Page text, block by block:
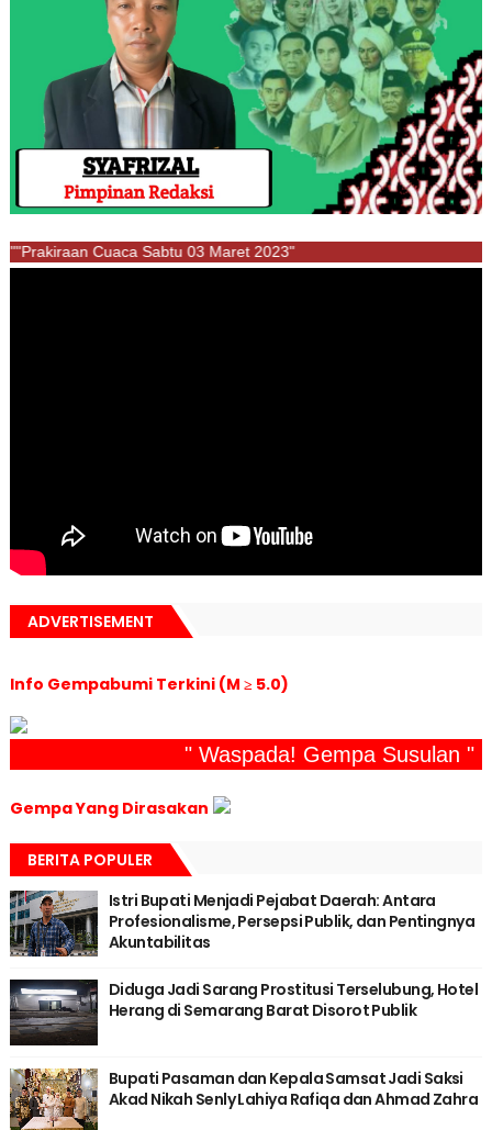
""Prakiraan Cuaca Sabtu 03 Maret 2023"
ADVERTISEMENT
Info Gempabumi Terkini (M ≥ 5.0)
" Waspada! Gempa Susulan "
Gempa Yang Dirasakan
BERITA POPULER
Istri Bupati Menjadi Pejabat Daerah: Antara
Profesionalisme, Persepsi Publik, dan Pentingnya
Akuntabilitas
Diduga Jadi Sarang Prostitusi Terselubung, Hotel
Herang di Semarang Barat Disorot Publik
Bupati Pasaman dan Kepala Samsat Jadi Saksi
Akad Nikah Senly Lahiya Rafiqa dan Ahmad Zahra